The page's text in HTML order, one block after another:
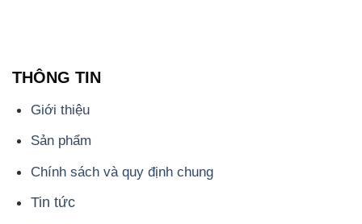
THÔNG TIN
Giới thiệu
Sản phẩm
Chính sách và quy định chung
Tin tức